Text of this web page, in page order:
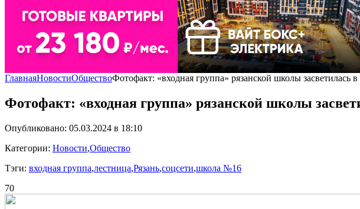
ГлавнаяНовостиОбществоФотофакт: «входная группа» рязанской школы
Фотофакт: «входная группа» рязанской школы
Опубликовано: 05.03.2024 в 18:10
Категории: Новости,Общество
Тэги: входная группа,лестница,Рязань,соцсети,школа №16
70